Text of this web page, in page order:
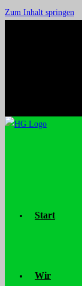
Zum Inhalt springen
Start
Wir